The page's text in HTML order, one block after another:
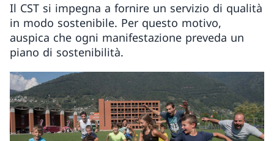
Il CST si impegna a fornire un servizio di qualità
in modo sostenibile. Per questo motivo,
auspica che ogni manifestazione preveda un
piano di sostenibilità.